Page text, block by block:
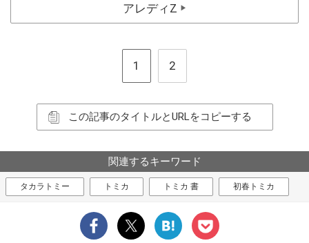
アレディZ ▶
1 2
この記事のタイトルとURLをコピーする
関連するキーワード
タカラトミー トミカ トミカ 書 初春トミカ